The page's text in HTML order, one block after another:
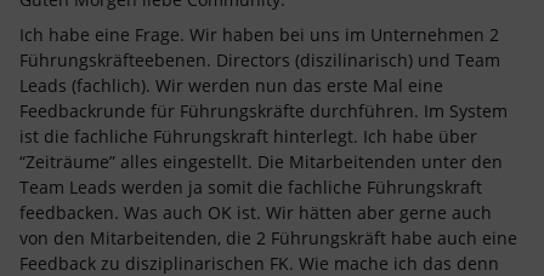
Ich habe eine Frage. Wir haben bei uns im Unternehmen 2
Führungskräfteebenen. Directors (diszilinarisch) und Team
Leads (fachlich). Wir werden nun das erste Mal eine
Feedbackrunde für Führungskräfte durchführen. Im System
ist die fachliche Führungskraft hinterlegt. Ich habe über
“Zeiträume” alles eingestellt. Die Mitarbeitenden unter den
Team Leads werden ja somit die fachliche Führungskraft
feedbacken. Was auch OK ist. Wir hätten aber gerne auch
von den Mitarbeitenden, die 2 Führungskräft habe auch eine
Feedback zu disziplinarischen FK. Wie mache ich das denn